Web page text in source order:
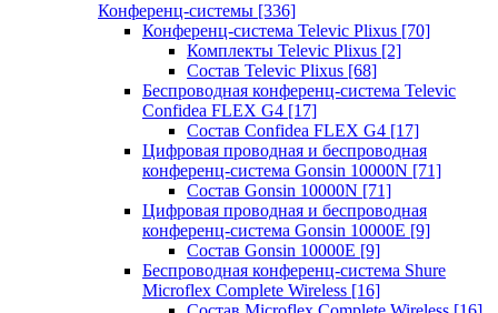
Конференц-системы [336]
Конференц-система Televic Plixus [70]
Комплекты Televic Plixus [2]
Состав Televic Plixus [68]
Беспроводная конференц-система Televic
Confidea FLEX G4 [17]
Состав Confidea FLEX G4 [17]
Цифровая проводная и беспроводная
конференц-система Gonsin 10000N [71]
Состав Gonsin 10000N [71]
Цифровая проводная и беспроводная
конференц-система Gonsin 10000E [9]
Состав Gonsin 10000E [9]
Беспроводная конференц-система Shure
Microflex Complete Wireless [16]